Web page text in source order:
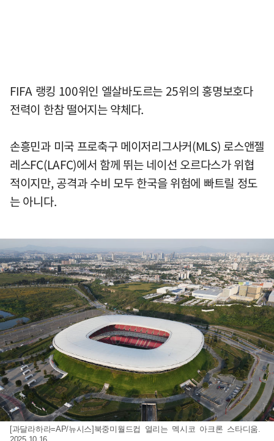
FIFA 랭킹 100위인 엘살바도르는 25위의 홍명보호다
전력이 한참 떨어지는 약체다.
손흥민과 미국 프로축구 메이저리그사커(MLS) 로스앤젤
레스FC(LAFC)에서 함께 뛰는 네이선 오르다스가 위협
적이지만, 공격과 수비 모두 한국을 위험에 빠트릴 정도
는 아니다.
[과달라하라=AP/뉴시스]북중미월드컵 열리는 멕시코 아크론 스타디움.